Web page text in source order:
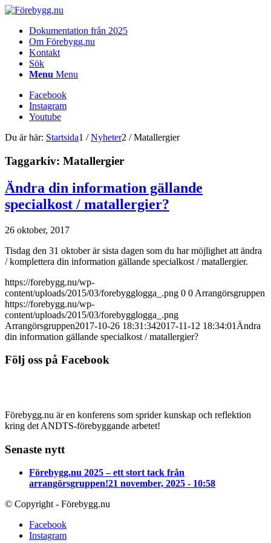
Dokumentation från 2025
Om Förebygg.nu
Kontakt
Sök
Menu Menu
Facebook
Instagram
Youtube
Du är här: Startsida1 / Nyheter2 / Matallergier
Taggarkiv: Matallergier
Ändra din information gällande
specialkost / matallergier?
26 oktober, 2017
Tisdag den 31 oktober är sista dagen som du har möjlighet att ändra
/ komplettera din information gällande specialkost / matallergier.
https://forebygg.nu/wp-
content/uploads/2015/03/forebygglogga_.png 0 0 Arrangörsgruppen
https://forebygg.nu/wp-
content/uploads/2015/03/forebygglogga_.png
Arrangörsgruppen2017-10-26 18:31:342017-11-12 18:34:01 Ändra
din information gällande specialkost / matallergier?
Följ oss på Facebook
Förebygg.nu är en konferens som sprider kunskap och reflektion
kring det ANDTS-förebyggande arbetet!
Senaste nytt
Förebygg.nu 2025 – ett stort tack från
arrangörsgruppen!21 november, 2025 - 10:58
© Copyright - Förebygg.nu
Facebook
Instagram